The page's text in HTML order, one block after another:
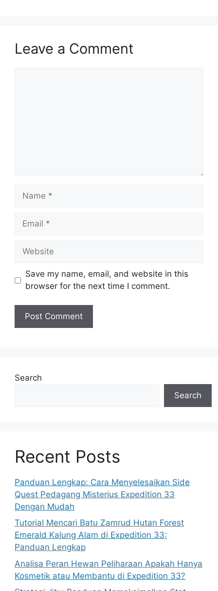
Leave a Comment
Name
Email
Website
Save my name, email, and website in this
browser for the next time I comment.
Search
Search
Recent Posts
Panduan Lengkap: Cara Menyelesaikan Side
Quest Pedagang Misterius Expedition 33
Dengan Mudah
Tutorial Mencari Batu Zamrud Hutan Forest
Emerald Kalung Alam di Expedition 33:
Panduan Lengkap
Analisa Peran Hewan Peliharaan Apakah Hanya
Kosmetik atau Membantu di Expedition 33?